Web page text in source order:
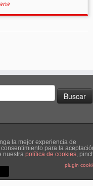
·Creado con
·
la mejor experiencia de
para la
nuestra política de cookies,
plugin